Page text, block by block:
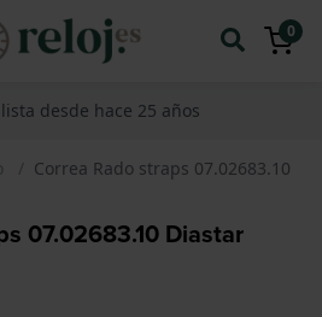
0
desde hace 25 años
Correa Rado straps 07.02683.10
07.02683.10 Diastar